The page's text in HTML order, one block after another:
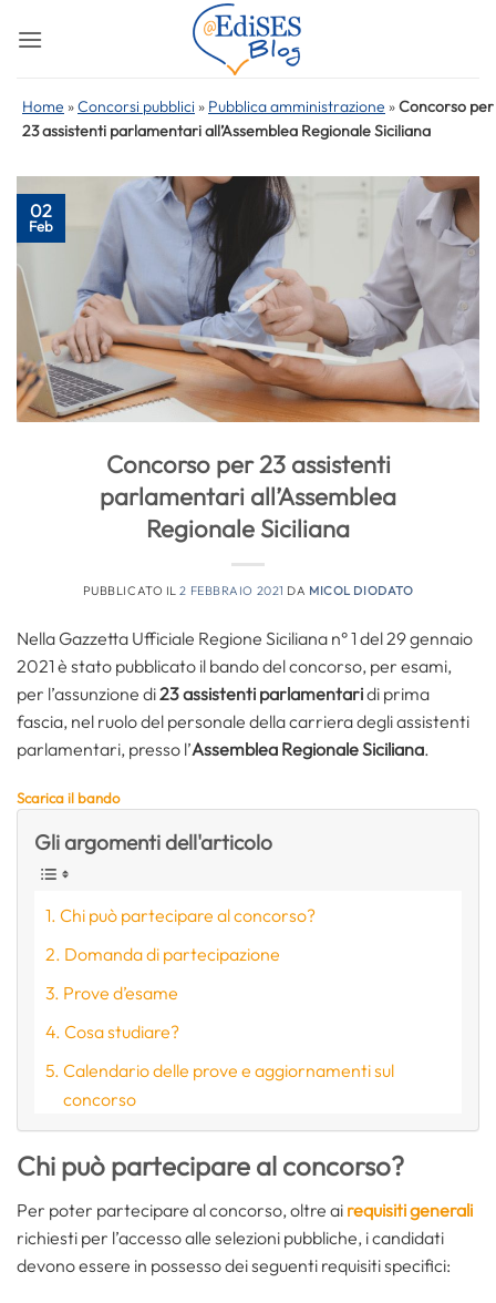
Home »Concorsi pubblici » Pubblica amministrazione »Concorso per
23 assistenti parlamentari all’Assemblea Regionale Siciliana
02
Feb
Concorso per 23 assistenti
parlamentari all’Assemblea
Regionale Siciliana
PUBBLICATO IL2 FEBBRAIO 2021 DA MICOL DIODATO
Nella Gazzetta Ufficiale Regione Siciliana n° 1 del 29 gennaio
2021 è stato pubblicato il bando del concorso, per esami,
per l’assunzione di23 assistenti parlamentaridi prima
fascia, nel ruolo del personale della carriera degli assistenti
parlamentari, presso l’Assemblea Regionale Siciliana.
Scarica il bando
Gli argomenti dell'articolo
Chi può partecipare al concorso?
Domanda di partecipazione
Prove d’esame
Cosa studiare?
Calendario delle prove e aggiornamenti sul
concorso
Chi può partecipare al concorso?
Per poter partecipare al concorso, oltre ai requisiti generali
richiesti per l’accesso alle selezioni pubbliche, i candidati
devono essere in possesso dei seguenti requisiti specifici: